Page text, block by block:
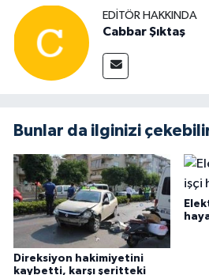
EDITÖR HAKKINDA
Cabbar Şıktaş
Bunlar da ilginizi
Direksiyon hakimiyetini
kaybetti, karşı şeritteki